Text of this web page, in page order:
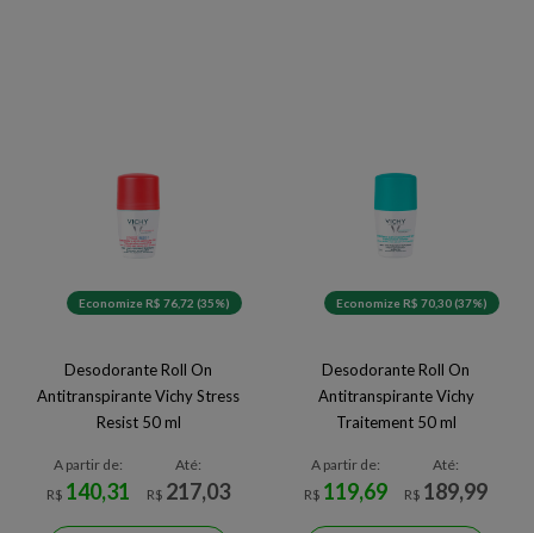
Economize R$ 76,72 (35%)
Desodorante Roll On
Antitranspirante Vichy Stress
Resist 50 ml
A partir de:
R$ 140,31
Até:
R$ 217,03
Economize R$ 70,30 (37%)
Desodorante Roll On
Antitranspirante Vichy
Traitement 50 ml
A partir de:
R$ 119,69
Até:
R$ 189,99